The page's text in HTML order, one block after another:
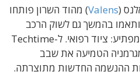
(
Valens) מהוד השרון פותחו
בהמשך גם לשוק הרכב
וכעת הם נכנסים לשוק חדש ומפתיע: ציוד רפואי. ל-Techtime
הטמיעה את שבב
ההנשמה החדשות מתוצרתה.